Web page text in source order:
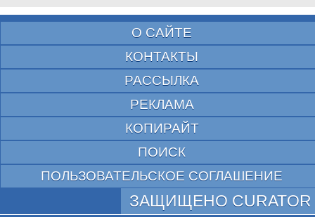
О САЙТЕ
КОНТАКТЫ
РАССЫЛКА
РЕКЛАМА
КОПИРАЙТ
ПОИСК
ПОЛЬЗОВАТЕЛЬСКОЕ СОГЛАШЕНИЕ
ЗАЩИЩЕНО CURATOR